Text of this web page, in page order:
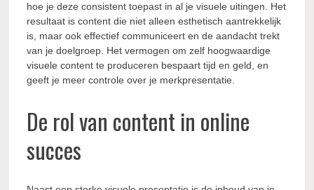
hoe je deze consistent toepast in al je visuele uitingen. Het
resultaat is content die niet alleen esthetisch aantrekkelijk
is, maar ook effectief communiceert en de aandacht trekt
van je doelgroep. Het vermogen om zelf hoogwaardige
visuele content te produceren bespaart tijd en geld, en
geeft je meer controle over je merkpresentatie.
De rol van content in online
succes